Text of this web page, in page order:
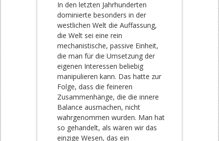
In den letzten Jahrhunderten
dominierte besonders in der
westlichen Welt die Auffassung,
die Welt sei eine rein
mechanistische, passive Einheit,
die man für die Umsetzung der
eigenen Interessen beliebig
manipulieren kann. Das hatte zur
Folge, dass die feineren
Zusammenhänge, die die innere
Balance ausmachen, nicht
wahrgenommen wurden. Man hat
so gehandelt, als wären wir das
einzige Wesen, das ein